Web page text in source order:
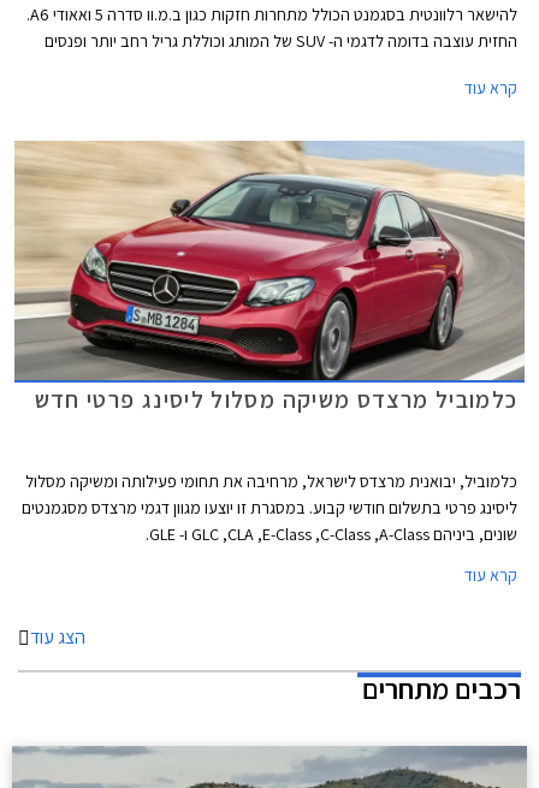
להישאר רלוונטית בסגמנט הכולל מתחרות חזקות כגון ב.מ.וו סדרה 5 ואאודי A6.
החזית עוצבה בדומה לדגמי ה- SUV של המותג וכוללת גריל רחב יותר ופנסים
כמו כן, הפגושים עוצבו מחדש וחישוקים בעיצובים שונים משלימים את העיצוב
קרא עוד
כלמוביל מרצדס משיקה מסלול ליסינג פרטי חדש
כלמוביל, יבואנית מרצדס לישראל, מרחיבה את תחומי פעילותה ומשיקה מסלול
ליסינג פרטי בתשלום חודשי קבוע. במסגרת זו יוצעו מגוון דגמי מרצדס מסגמנטים
שונים, ביניהם GLC ,CLA ,E-Class ,C-Class ,A-Class ו- GLE.
קרא עוד
הצג עוד
רכבים מתחרים